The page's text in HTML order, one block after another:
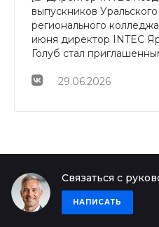
выпускников Уральского
регионального
июня директор INTEC
Голуб стал
церемонии вручения
студентам, которые
отличием 👏🏻 INTEC
сотрудничает с
многие студенты
29.06.2026
Связаться с
НАПИСАТЬ